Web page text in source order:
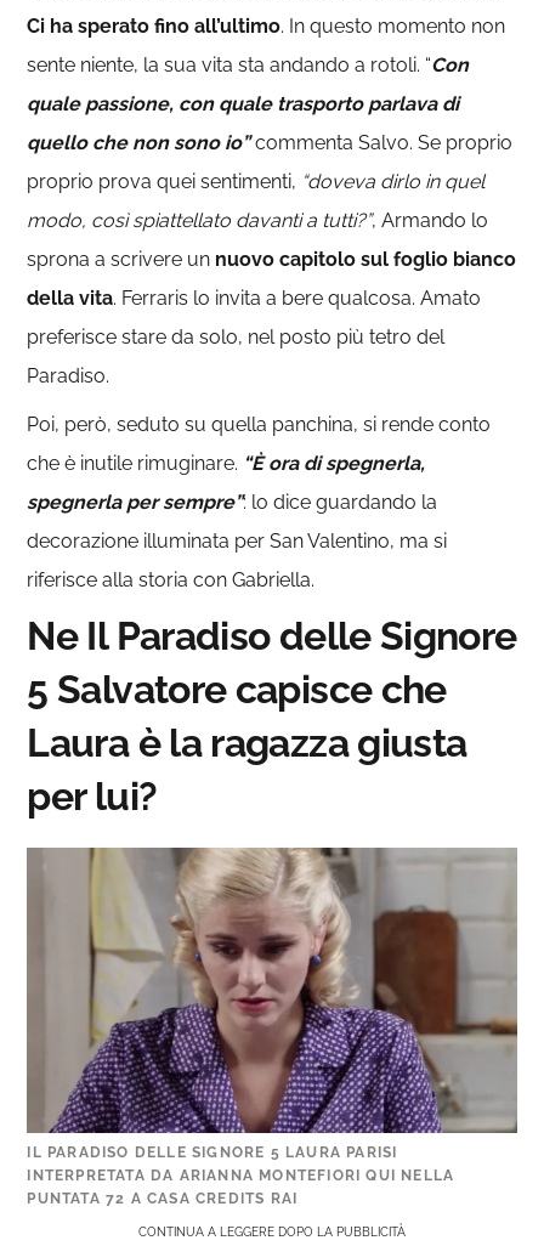
Ci ha sperato fino all’ultimo. In questo momento non
sente niente, la sua vita sta andando a rotoli. “Con
quale passione, con quale trasporto parlava di
quello che non sono io”commenta Salvo. Se proprio
proprio prova quei sentimenti, “doveva dirlo in quel
modo, così spiattellato davanti a tutti?”, Armando lo
sprona a scrivere un nuovo capitolo sul foglio bianco
della vita. Ferraris lo invita a bere qualcosa. Amato
preferisce stare da solo, nel posto più tetro del
Paradiso.
Poi, però, seduto su quella panchina, si rende conto
che è inutile rimuginare. “È ora di spegnerla,
spegnerla per sempre”: lo dice guardando la
decorazione illuminata per San Valentino, ma si
riferisce alla storia con Gabriella.
Ne Il Paradiso delle Signore
5 Salvatore capisce che
Laura è la ragazza giusta
per lui?
IL PARADISO DELLE SIGNORE 5 LAURA PARISI
INTERPRETATA DA ARIANNA MONTEFIORI QUI NELLA
PUNTATA 72 A CASA CREDITS RAI
CONTINUA A LEGGERE DOPO LA PUBBLICITÀ